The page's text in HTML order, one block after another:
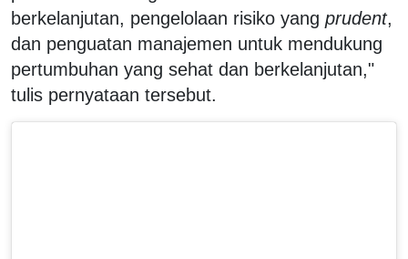
berkelanjutan, pengelolaan risiko yang prudent,
dan penguatan manajemen untuk mendukung
pertumbuhan yang sehat dan berkelanjutan,"
tulis pernyataan tersebut.